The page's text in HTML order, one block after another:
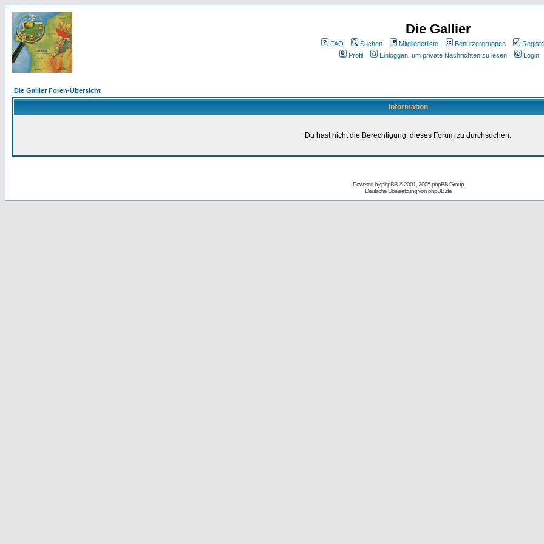
Die Gallier
FAQ Suchen Mitgliederliste Benutzergruppen
Profil
Einloggen, um private Nachrichten zu lesen Login
Die Gallier Foren-Übersicht
Information
Du hast nicht die Berechtigung, dieses Forum zu durchsuchen.
Powered byphpBB© 2001, 2005 phpBB Group
Deutsche Übersetzung vonphpBB.de